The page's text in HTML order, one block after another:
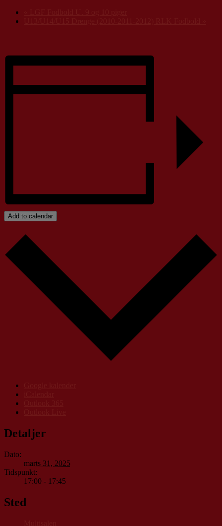
Add to calendar
Detaljer
Dato:
marts 31, 2025
Tidspunkt:
17:00 - 17:45
Sted